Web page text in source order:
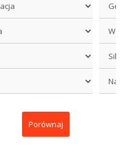
Porównaj